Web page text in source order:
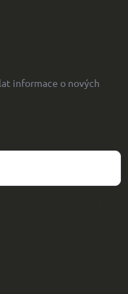
informace o nových